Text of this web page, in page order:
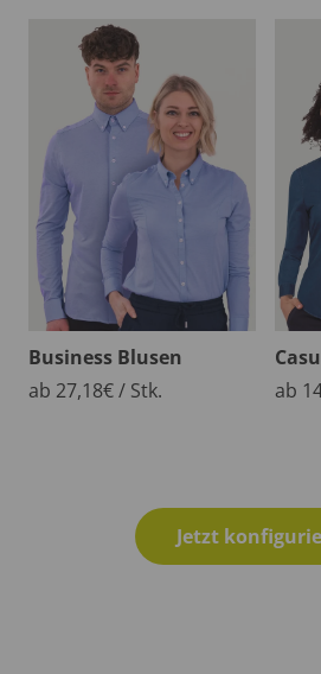
Business Blusen
ab 27,18€ / Stk.
ab
Jetzt